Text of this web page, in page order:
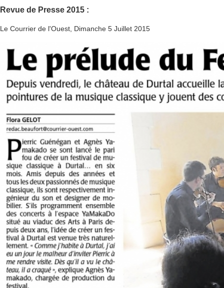
Revue de Presse 2015 :
Le Courrier de l'Ouest, Dimanche 5 Juillet 2015